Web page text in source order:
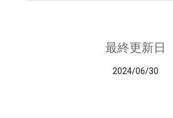
最終更新日
2024/06/30